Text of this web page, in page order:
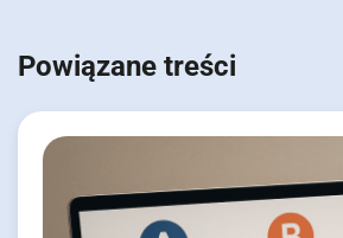
Powiązane treści